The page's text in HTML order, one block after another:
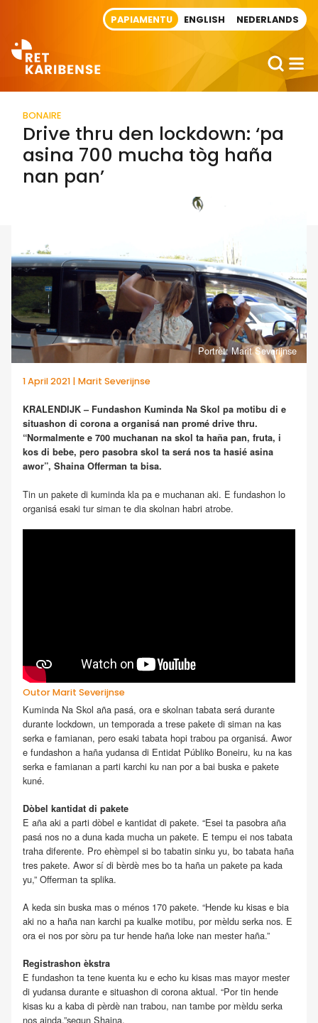
PAPIAMENTU ENGLISH NEDERLANDS
BONAIRE
Drive thru den lockdown: ‘pa
asina 700 mucha tòg haña
nan pan’
Portrèt: Marit Severijnse
1 April 2021 | Marit Severijnse
KRALENDIJK – Fundashon Kuminda Na Skol pa motibu di e
situashon di corona a organisá nan promé drive thru.
“Normalmente e 700 muchanan na skol ta haña pan, fruta, i
kos di bebe, pero pasobra skol ta será nos ta hasié asina
awor”, Shaina Offerman ta bisa.
Tin un pakete di kuminda kla pa e muchanan aki. E fundashon lo
organisá esaki tur siman te dia skolnan habri atrobe.
Outor Marit Severijnse
Kuminda Na Skol aña pasá, ora e skolnan tabata será durante
durante lockdown, un temporada a trese pakete di siman na kas
serka e famianan, pero esaki tabata hopi trabou pa organisá. Awor
e fundashon a haña yudansa di Entidat Públiko Boneiru, ku na kas
serka e famianan a parti karchi ku nan por a bai buska e pakete
kuné.
Dòbel kantidat di pakete
E aña aki a parti dòbel e kantidat di pakete. “Esei ta pasobra aña
pasá nos no a duna kada mucha un pakete. E tempu ei nos tabata
traha diferente. Pro ehèmpel si bo tabatin sinku yu, bo tabata haña
tres pakete. Awor sí di bèrdè mes bo ta haña un pakete pa kada
yu,” Offerman ta splika.
A keda sin buska mas o ménos 170 pakete. “Hende ku kisas e bia
aki no a haña nan karchi pa kualke motibu, por mèldu serka nos. E
ora ei nos por sòru pa tur hende haña loke nan mester haña.”
Registrashon èkstra
E fundashon ta tene kuenta ku e echo ku kisas mas mayor mester
di yudansa durante e situashon di corona aktual. “Por tin hende
kisas ku a kaba di pèrdè nan trabou, nan tambe por mèldu serka
nos ainda,”segun Shaina.